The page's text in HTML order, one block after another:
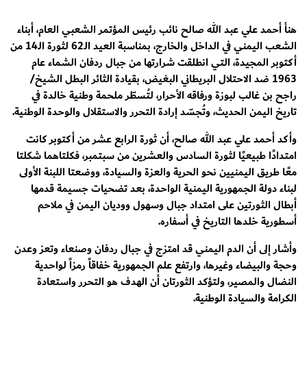
هنأ أحمد علي عبد الله صالح نائب رئيس المؤتمر الشعبي العام، أبناء
الشعب اليمني في الداخل والخارج، بمناسبة العيد الـ62 لثورة الـ14 من
أكتوبر المجيدة، التي انطلقت شرارتها من جبال ردفان الشماء عام
1963 ضد الاحتلال البريطاني البغيض، بقيادة الثائر البطل الشيخ/
راجح بن غالب لبوزة ورفاقه الأحرار، لتُسطّر ملحمة وطنية خالدة في
تاريخ اليمن الحديث، وتُجسّد إرادة التحرر والاستقلال والوحدة الوطنية.
وأكد أحمد علي عبد الله صالح، أن ثورة الرابع عشر من أكتوبر كانت
امتدادًا طبيعيًا لثورة السادس والعشرين من سبتمبر، فكلتاهما شكلتا
معًا طريق اليمنيين نحو الحرية والعزة والسيادة، ووضعتا اللبنة الأولى
لبناء دولة الجمهورية اليمنية الواحدة، بعد تضحيات جسيمة قدمها
أبطال الثورتين على امتداد جبال وسهول ووديان اليمن في ملاحم
أسطورية خلدها التاريخ في أسفاره.
وأشار إلى أن الدم اليمني قد امتزج في جبال ردفان وصنعاء وتعز وعدن
وحجة والبيضاء وغيرها، وارتفع علم الجمهورية خفاقاً رمزاً لواحدية
النضال والمصير، ولتؤكد الثورتان أن الهدف هو التحرر واستعادة
الكرامة والسيادة الوطنية.